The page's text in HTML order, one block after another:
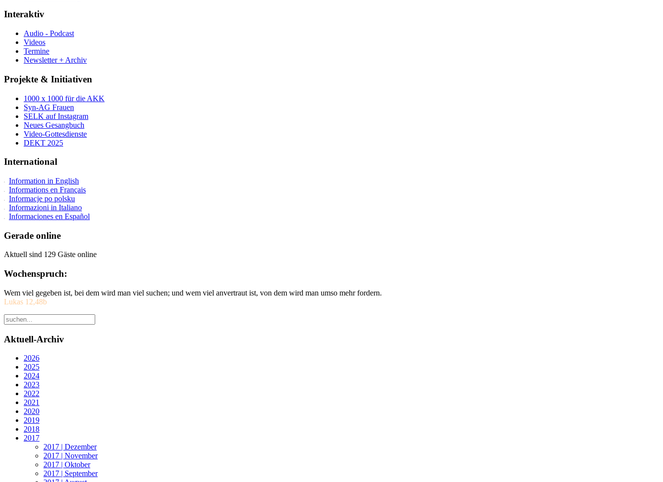
Interaktiv
Audio - Podcast
Videos
Termine
Newsletter + Archiv
Projekte & Initiativen
1000 x 1000 für die AKK
Syn-AG Frauen
SELK auf Instagram
Neues Gesangbuch
Video-Gottesdienste
DEKT 2025
International
Information in English
Informations en Français
Informacje po polsku
Informazioni in Italiano
Informaciones en Español
Gerade online
Aktuell sind 129 Gäste online
Wochenspruch:
Wem viel gegeben ist, bei dem wird man viel suchen; und wem viel anvertraut ist, von dem wird man umso mehr fordern.
Lukas 12,48b
Aktuell-Archiv
2026
2025
2024
2023
2022
2021
2020
2019
2018
2017
2017 | Dezember
2017 | November
2017 | Oktober
2017 | September